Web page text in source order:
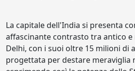
La capitale dell'India si presenta
affascinante contrasto tra antico
Delhi, con i suoi oltre 15 milioni di
progettata per destare meraviglia